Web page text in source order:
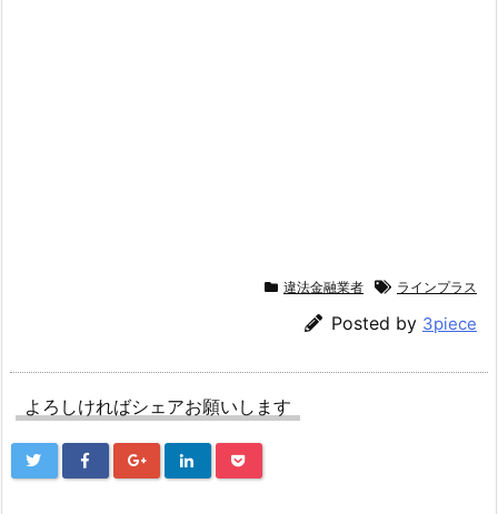
違法金融業者 ラインプラス
Posted by 3piece
よろしければシェアお願いします